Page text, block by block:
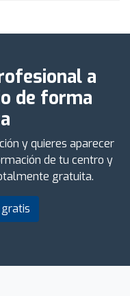
a
de forma
y quieres aparecer
de tu centro y
gratuita.